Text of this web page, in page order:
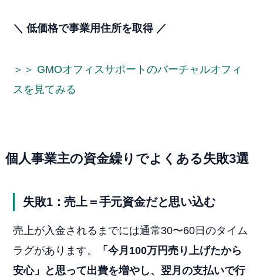
＼ 低価格で事業用住所を取得 ／
＞＞ GMOオフィスサポートのバーチャルオフィ
スを見てみる
個人事業主の資金繰りでよくある失敗3選
失敗1：売上＝手元資金だと思い込む
売上が入金されるまでには通常30〜60日のタイム
ラグがあります。
「今月100万円売り上げたから
安心」と思って出費を増やし、翌月の支払いで行